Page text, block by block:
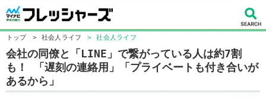
トップ > 社会人ライフ > 社会人ライフ
会社の同僚と「LINE」で繋がっている人は約7割
も！ 「遅刻の連絡用」「プライベートも付き合いが
あるから」